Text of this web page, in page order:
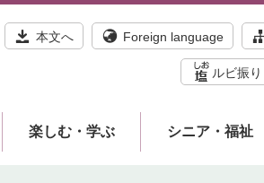
本文へ Foreign language
ルビ振り
楽しむ・学ぶ シニア・福祉